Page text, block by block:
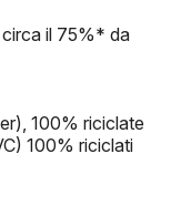
il 75%* da
100% riciclate
100% riciclati